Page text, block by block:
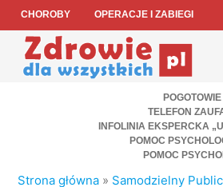
CHOROBY OPERACJE I ZABIEGI
TELEFON
INFOLINIA EKSPERCKA
POMOC
POMOC
Strona główna » Samodzielny